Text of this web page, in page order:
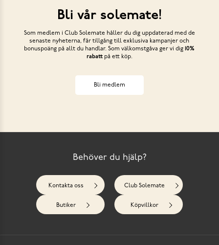
Bli vår solemate!
Som medlem i Club Solemate håller du dig uppdaterad med de
senaste nyheterna, får tillgång till exklusiva kampanjer och
bonuspoäng på allt du handlar. Som välkomstgåva ger vi dig 10%
rabattpå ett köp.
Bli medlem
Behöver du hjälp?
Kontakta oss Club Solemate
Butiker Köpvillkor